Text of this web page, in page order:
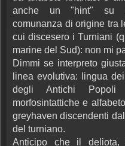
anche un "hint" su
comunanza di origine tra
cui discesero i Turniani
marine del Sud): non mi
Dimmi se interpreto
linea evolutiva: lingua
degli Antichi
morfosintattiche e
greyhaven discendenti
del turniano.
Anticipo che il